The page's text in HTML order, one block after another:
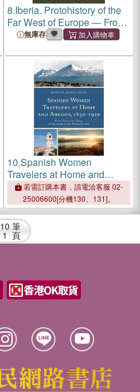
8.Iberia. Protohistory of the
Far West of Europe ― From
Neolithic to Roman
無庫存
10.Spanish Women
Travelers at Home and
Abroad, 1850-1920 ― From
Tierra Del Fuego to the Land
of the Midnight Sun
若需訂購本書，請電洽客服 02-
25006600[分機130、131]。
10 筆
1 頁